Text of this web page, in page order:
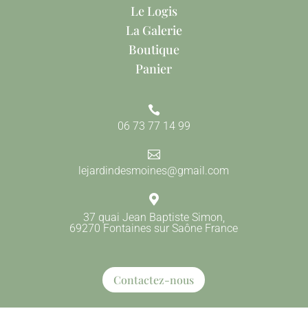
Le Logis
La Galerie
Boutique
Panier

06 73 77 14 99

lejardindesmoines@gmail.com

37 quai Jean Baptiste Simon,
69270 Fontaines sur Saône France
Contactez-nous